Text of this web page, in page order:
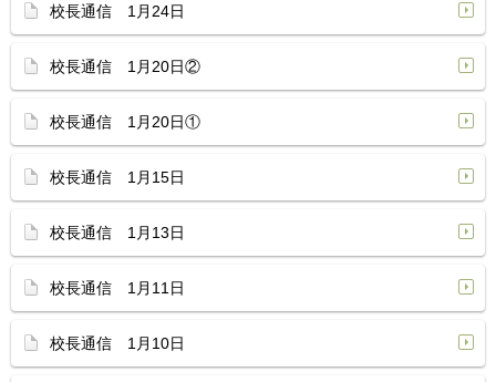
校長通信 1月24日
校長通信 1月20日②
校長通信 1月20日①
校長通信 1月15日
校長通信 1月13日
校長通信 1月11日
校長通信 1月10日